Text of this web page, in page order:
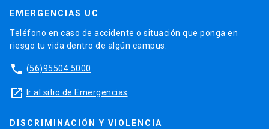
EMERGENCIAS UC
Teléfono en caso de accidente o situación que ponga en
riesgo tu vida dentro de algún campus.
phone (56)95504 5000
launch Ir al sitio de Emergencias
DISCRIMINACIÓN Y VIOLENCIA